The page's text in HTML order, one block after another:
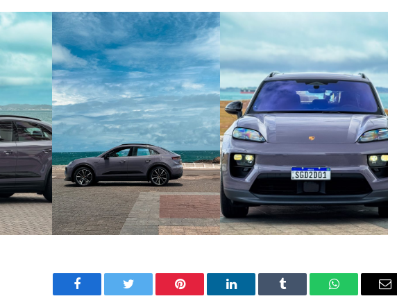
Facebook Twitter Pinterest LinkedIn Tumblr WhatsAppE-